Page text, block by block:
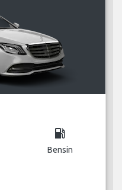
local_gas_station
Bensin